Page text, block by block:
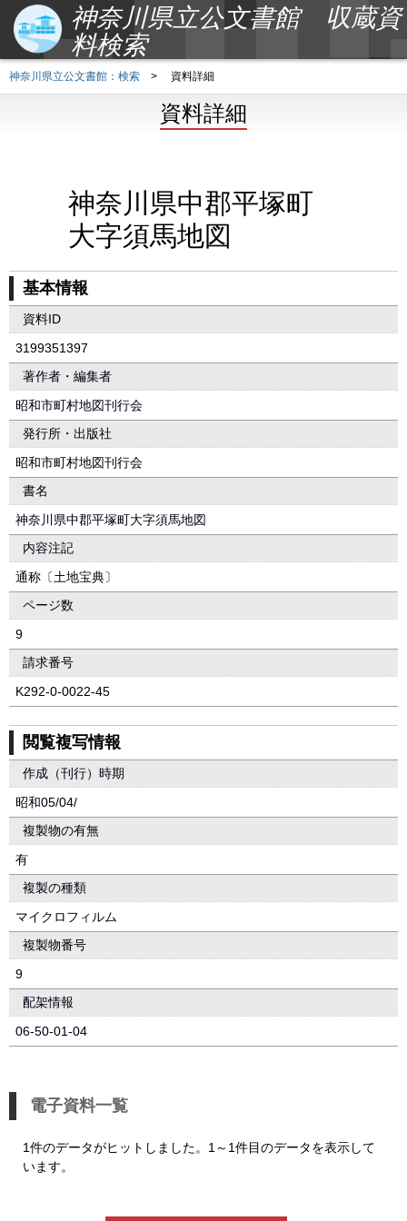
神奈川県立公文書館 収蔵資
料検索
神奈川県立公文書館：検索 > 資料詳細
資料詳細
神奈川県中郡平塚町
大字須馬地図
基本情報
資料ID
3199351397
著作者・編集者
昭和市町村地図刊行会
発行所・出版社
昭和市町村地図刊行会
書名
神奈川県中郡平塚町大字須馬地図
内容注記
通称〔土地宝典〕
ページ数
9
請求番号
K292-0-0022-45
閲覧複写情報
作成（刊行）時期
昭和05/04/
複製物の有無
有
複製の種類
マイクロフィルム
複製物番号
9
配架情報
06-50-01-04
電子資料一覧
1件のデータがヒットしました。1～1件目のデータを表示して
います。